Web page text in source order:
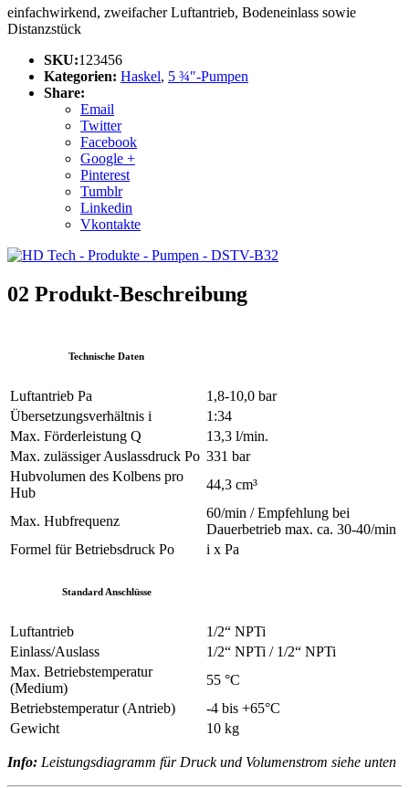
einfachwirkend, zweifacher Luftantrieb, Bodeneinlass sowie
Distanzstück
SKU:123456
Kategorien: Haskel, 5 ¾″-Pumpen
Share:
Email
Twitter
Facebook
Google +
Pinterest
Tumblr
Linkedin
Vkontakte
02 Produkt-Beschreibung
Technische Daten
Luftantrieb Pa
1,8-10,0 bar
Übersetzungsverhältnis i
1:34
Max. Förderleistung Q
13,3 l/min.
Max. zulässiger Auslassdruck Po 331 bar
Hubvolumen des Kolbens pro
Hub
44,3 cm³
Max. Hubfrequenz
60/min / Empfehlung bei
Dauerbetrieb max. ca. 30-40/min
Formel für Betriebsdruck Po
i x Pa
Standard Anschlüsse
Luftantrieb
1/2“ NPTi
Einlass/Auslass
1/2“ NPTi / 1/2“ NPTi
Max. Betriebstemperatur
(Medium)
55 °C
Betriebstemperatur (Antrieb)
-4 bis +65°C
Gewicht
10 kg
Info: Leistungsdiagramm für Druck und Volumenstrom siehe unten